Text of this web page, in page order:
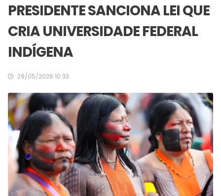
PRESIDENTE SANCIONA LEI QUE
CRIA UNIVERSIDADE FEDERAL
INDÍGENA
29/05/2026 10:33